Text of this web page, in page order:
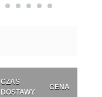
CZAS
DOSTAWY
CENA